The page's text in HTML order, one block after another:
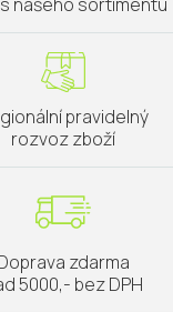
pravidelný
rozvoz zboží
zdarma
5000,- bez DPH